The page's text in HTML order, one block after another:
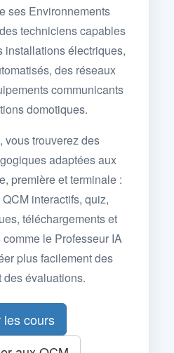
ses Environnements
techniciens capables
installations électriques,
des réseaux
communicants
domotiques.
vous trouverez des
adaptées aux
première et terminale :
interactifs, quiz,
téléchargements et
le Professeur IA
plus facilement des
des évaluations.
les cours